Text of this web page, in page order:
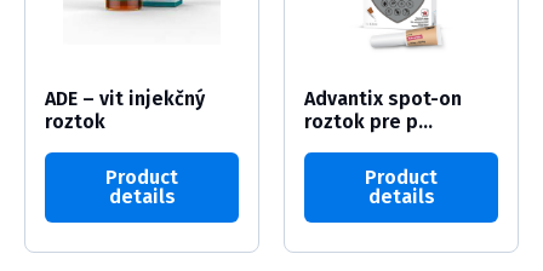
ADE – vit injekčný
roztok
Product
details
Advantix spot-on
roztok pre p...
Product
details